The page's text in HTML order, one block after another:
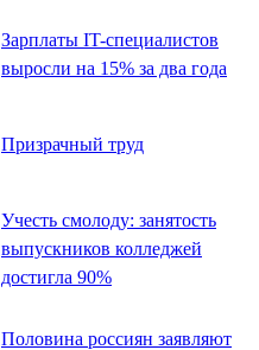
Зарплаты IT-специалистов
выросли на 15% за два года
Призрачный труд
Учесть смолоду: занятость
выпускников колледжей
достигла 90%
Половина россиян заявляют